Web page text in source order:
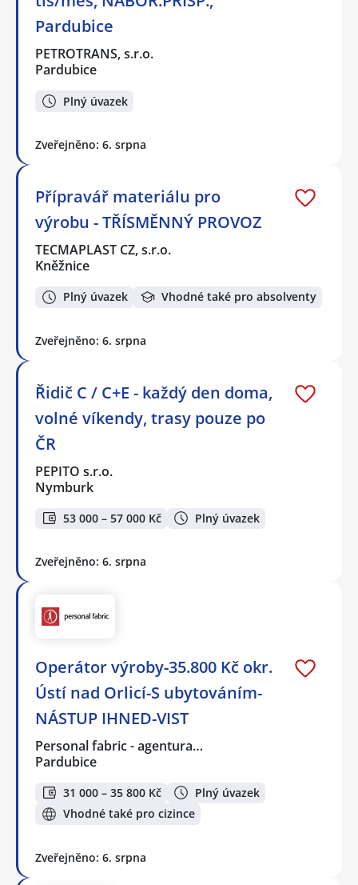
Pardubice
PETROTRANS, s.r.o.
Pardubice
Plný úvazek
Zveřejněno: 6. srpna
Přípravář materiálu pro
výrobu - TŘÍSMĚNNÝ PROVOZ
TECMAPLAST CZ, s.r.o.
Kněžnice
Plný úvazek Vhodné také pro absolventy
Zveřejněno: 6. srpna
Řidič C / C+E - každý den doma,
volné víkendy, trasy pouze po
ČR
PEPITO s.r.o.
Nymburk
53 000 – 57 000 Kč Plný úvazek
Zveřejněno: 6. srpna
Operátor výroby-35.800 Kč okr.
Ústí nad Orlicí-S ubytováním-
NÁSTUP IHNED-VIST
Personal fabric - agentura…
Pardubice
31 000 – 35 800 Kč
Plný úvazek
Vhodné také pro cizince
Zveřejněno: 6. srpna